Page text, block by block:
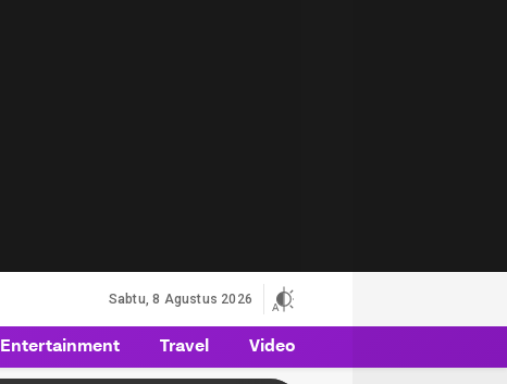
Sabtu, 8 Agustus 2026
Entertainment Travel Video